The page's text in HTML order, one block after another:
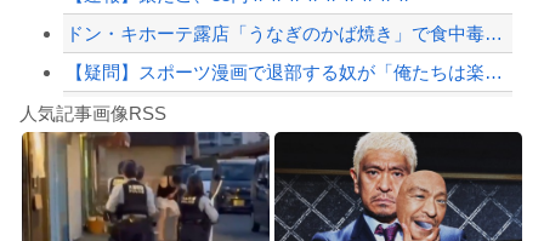
Powered by livedoor 相互RSS
ドン・キホーテ露店「うなぎのかば焼き」で食中毒 男女14人が発熱や腹痛など訴え…...
【疑問】スポーツ漫画で退部する奴が「俺たちは楽しくやりたかったんだよ」って言い出...
8/4のニュース
日本旅行キャンセルすべきか…1万年ぶり史上最大級の火山の兆し＝韓国の反応
人気記事画像RSS